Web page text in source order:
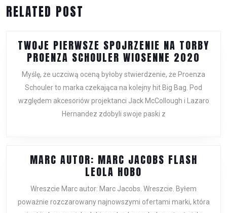
post:
RELATED POST
TWOJE PIERWSZE SPOJRZENIE NA TORBY
PROENZA SCHOULER WIOSENNE 2020
NA
Myślę, że uczciwą oceną byłoby stwierdzenie, że Proenza
Schouler to marka czekająca na kolejny hit Big Bag. Pod
względem akcesoriów projektanci Jack McCollough i Lazaro
Hernandez zdobyli swoje paski z
MARC AUTOR: MARC JACOBS FLASH
LEOLA HOBO
AUTOR:
MARC
JACOBS
Wreszcie Marc autor: Marc Jacobs. Wreszcie. Byłem
poważnie rozczarowany najnowszymi ofertami marki, która